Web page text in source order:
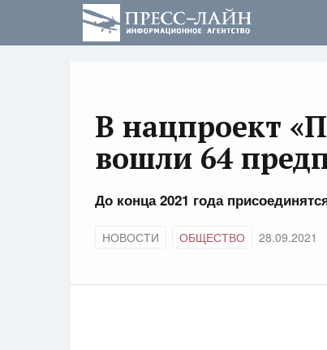
В нацпроект
вошли 64
До конца 2021 года
НОВОСТИ ОБЩЕСТВО 28.09.2021